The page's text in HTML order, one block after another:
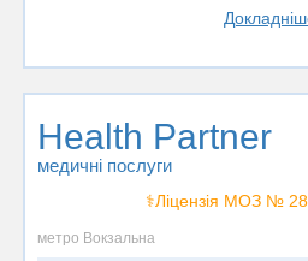
Health Partner
медичні послуги
⚕️Ліцензія МОЗ №
метро Вокзальна